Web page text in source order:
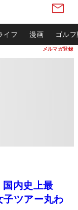
メルマガ登録
イフ 漫画 ゴル
内史上最
子ツアー丸わ